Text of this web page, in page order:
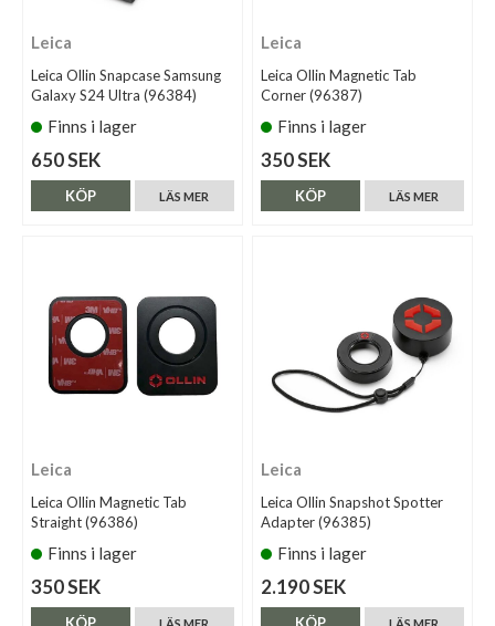
Leica
Leica Ollin Snapcase Samsung
Galaxy S24 Ultra (96384)
Finns i lager
650 SEK
LÄS MER
KÖP
Leica
Leica Ollin Magnetic Tab
Corner (96387)
Finns i lager
350 SEK
LÄS MER
KÖP
Leica
Leica Ollin Magnetic Tab
Straight (96386)
Finns i lager
350 SEK
Leica
Leica Ollin Snapshot Spotter
Adapter (96385)
Finns i lager
2.190 SEK